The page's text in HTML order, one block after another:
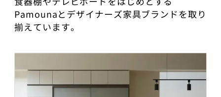
Pamounaとデザイナーズ家具ブランドを取り
揃えています。